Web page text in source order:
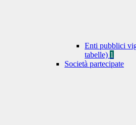
Enti pubblici
tabelle) 1
Società partecipate